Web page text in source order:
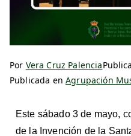
Por Vera Cruz Palencia
Publicada enAgrupación
Este sábado 3 de mayo,
de la Invención de la